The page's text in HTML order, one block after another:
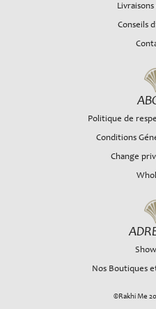
Conseils
Politique de
Conditions
Change
Nos Boutiques
©Rakhi Me